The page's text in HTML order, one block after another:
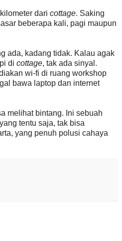
dari cottage. Saking
beberapa kali, pagi maupun
ada, kadang tidak. Kalau agak
di cottage, tak ada sinyal.
wi-fi di ruang workshop
bawa laptop dan internet
melihat bintang. Ini sebuah
tentu saja, tak bisa
yang penuh polusi cahaya